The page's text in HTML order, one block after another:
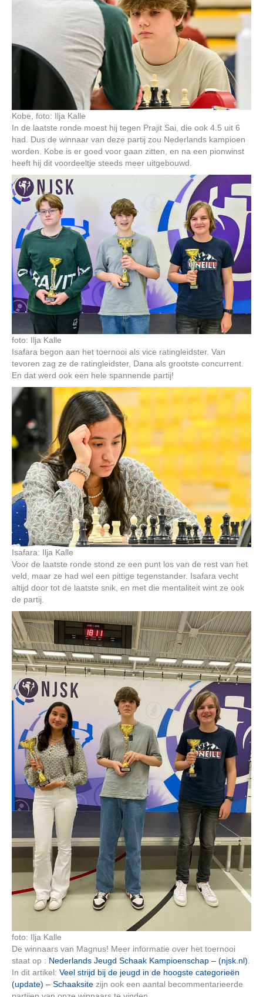
Kobe, foto: Ilja Kalle
In de laatste ronde moest hij tegen Prajit Sai, die ook 4.5 uit 6
had. Dus de winnaar van deze partij zou Nederlands kampioen
worden. Kobe is er goed voor gaan zitten, en na een pionwinst
heeft hij dit voordeeltje steeds meer uitgebouwd.
foto: Ilja Kalle
Isafara begon aan het toernooi als vice ratingleidster. Van
tevoren zag ze de ratingleidster, Dana als grootste concurrent.
En dat werd ook een hele spannende partij!
Isafara: Ilja Kalle
Voor de laatste ronde stond ze een punt los van de rest van het
veld, maar ze had wel een pittige tegenstander. Isafara vecht
altijd door tot de laatste snik, en met die mentaliteit wint ze ook
de partij.
foto: Ilja Kalle
De winnaars van Magnus! Meer informatie over het toernooi
staat op : Nederlands Jeugd Schaak Kampioenschap – (njsk.nl).
In dit artikel: Veel strijd bij de jeugd in de hoogste categorieën
(update) – Schaaksite zijn ook een aantal becommentarieerde